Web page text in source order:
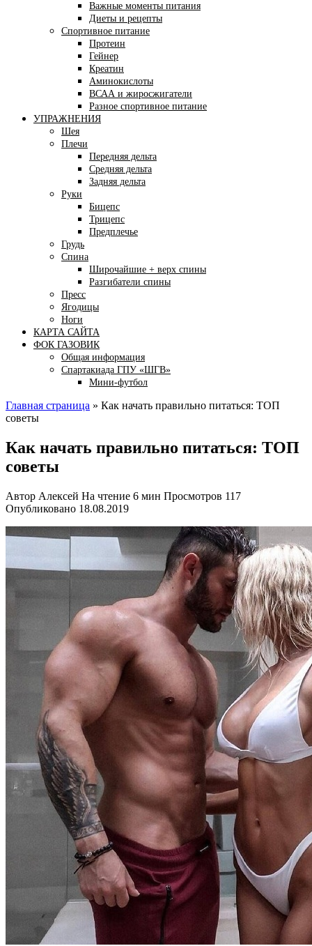
Важные моменты питания
Диеты и рецепты
Спортивное питание
Протеин
Гейнер
Креатин
Аминокислоты
ВСАА и жиросжигатели
Разное спортивное питание
УПРАЖНЕНИЯ
Шея
Плечи
Передняя дельта
Средняя дельта
Задняя дельта
Руки
Бицепс
Трицепс
Предплечье
Грудь
Спина
Широчайшие + верх спины
Разгибатели спины
Пресс
Ягодицы
Ноги
КАРТА САЙТА
ФОК ГАЗОВИК
Общая информация
Спартакиада ГПУ «ШГВ»
Мини-футбол
Главная страница » Как начать правильно питаться: ТОП
советы
Как начать правильно питаться: ТОП
советы
Автор Алексей На чтение 6 мин Просмотров 117
Опубликовано 18.08.2019